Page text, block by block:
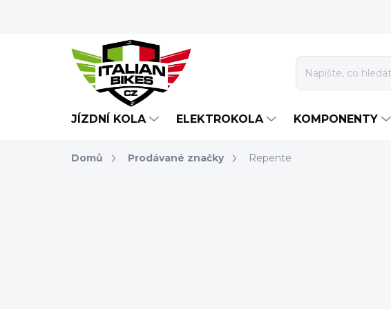
JÍZDNÍ KOLA ELEKTROKOLA KOMPONENTY
Domů Prodávané značky Repente